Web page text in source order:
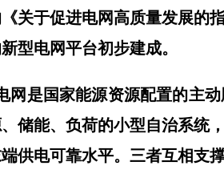
关于促进电网高质量发展的
型电网平台初步建成。
网是国家能源资源配置的主
储能、负荷的小型自治系统
供电可靠水平。三者互相支